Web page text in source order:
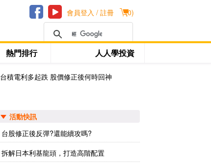
(0)
會員登入 / 註冊
熱門排行 人人學投資
台積電利多起跌 股價修正後何時回神
活動快訊
台股修正後反彈?還能續攻嗎?
拆解日本利基龍頭，打造高階配置